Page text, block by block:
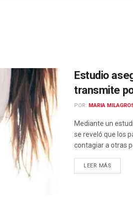
Estudio
transmite
POR: MARIA
Mediante un
se reveló que los
contagiar a otras
LEER MÁS